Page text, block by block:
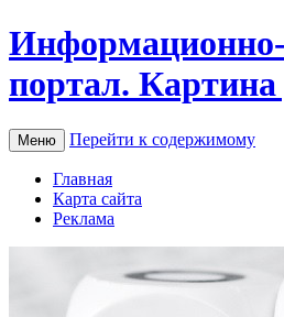
портал. Картина
Меню Перейти к содержимому
Главная
Карта сайта
Реклама